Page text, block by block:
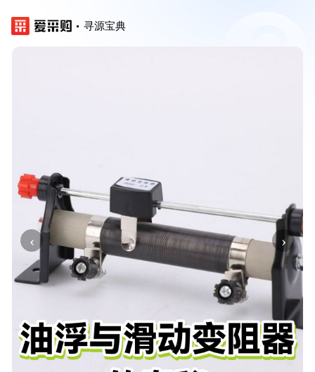
寻源宝典
‹ ›